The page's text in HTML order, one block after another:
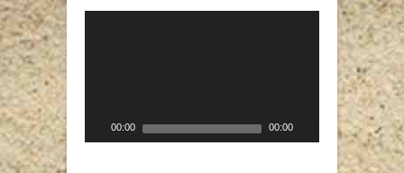
00:00 00:00